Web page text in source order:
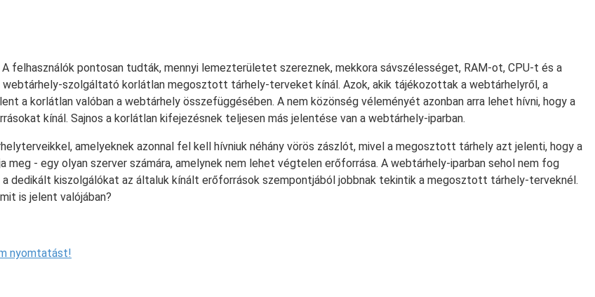
pontosan tudták, mennyi lemezterületet szereznek, mekkora sávszélességet, RAM-ot, CPU-t és a
szolgáltató korlátlan megosztott tárhely-terveket kínál. Azok, akik tájékozottak a webtárhelyről, a
a korlátlan valóban a webtárhely összefüggésében. A nem közönség véleményét azonban arra lehet hívni, hogy a
kínál. Sajnos a korlátlan kifejezésnek teljesen más jelentése van a webtárhely-iparban.
amelyeknek azonnal fel kell hívniuk néhány vörös zászlót, mivel a megosztott tárhely azt jelenti, hogy a
- egy olyan szerver számára, amelynek nem lehet végtelen erőforrása. A webtárhely-iparban sehol nem fog
dedikált kiszolgálókat az általuk kínált erőforrások szempontjából jobbnak tekintik a megosztott tárhely-terveknél.
is jelent valójában?
nyomtatást!